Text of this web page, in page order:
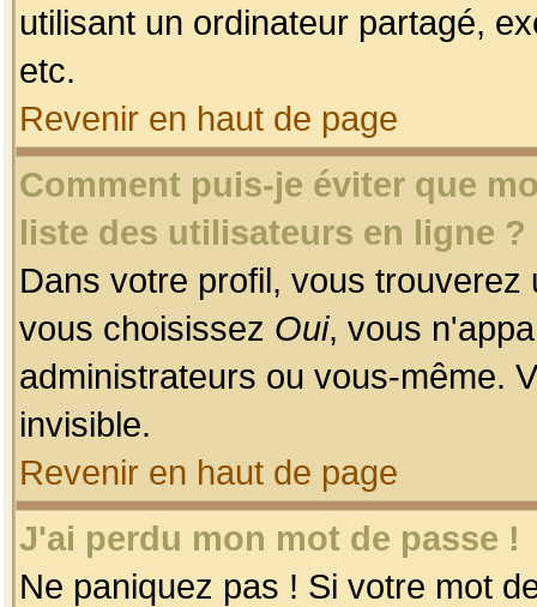
utilisant un ordinateur partagé,
etc.
Revenir en haut de page
Comment puis-je éviter que
liste des utilisateurs en ligne ?
Dans votre profil, vous
vous choisissez Oui, vous
administrateurs ou vous-même.
invisible.
Revenir en haut de page
J'ai perdu mon mot de passe !
Ne paniquez pas ! Si votre mot